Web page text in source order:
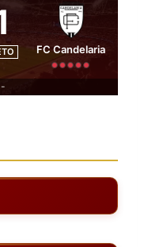
FC Candelaria